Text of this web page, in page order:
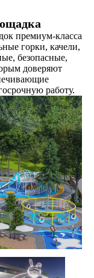
премиум-класса
горки, качели,
безопасные,
доверяют
работу.